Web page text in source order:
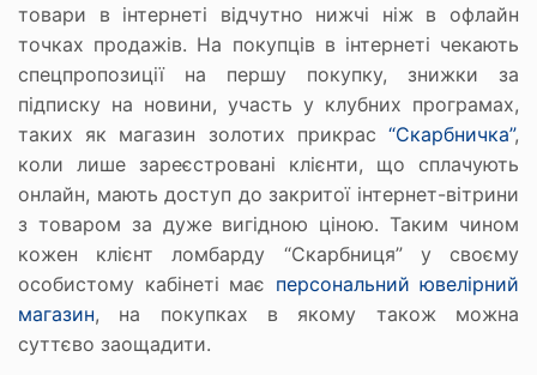
товари в інтернеті відчутно нижчі ніж в офлайн
точках продажів. На покупців в інтернеті чекають
спецпропозиції на першу покупку, знижки за
підписку на новини, участь у клубних програмах,
таких як магазин золотих прикрас “Скарбничка”,
коли лише зареєстровані клієнти, що сплачують
онлайн, мають доступ до закритої інтернет-вітрини
з товаром за дуже вигідною ціною. Таким чином
кожен клієнт ломбарду “Скарбниця” у своєму
особистому кабінеті має персональний ювелірний
магазин, на покупках в якому також можна
суттєво заощадити.